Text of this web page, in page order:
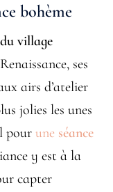
bohème
village
ses
airs d’atelier
jolies les unes
pour une séance
y est à la
capter